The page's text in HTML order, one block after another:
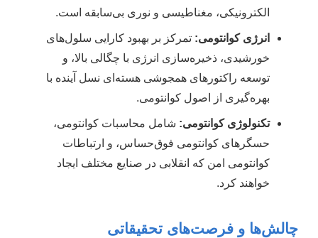
الکترونیکی، مغناطیسی و نوری بی‌سابقه است.
انرژی کوانتومی: تمرکز بر بهبود کارایی سلول‌های
خورشیدی، ذخیره‌سازی انرژی با چگالی بالا، و
توسعه راکتورهای همجوشی هسته‌ای نسل آینده با
بهره‌گیری از اصول کوانتومی.
تکنولوژی کوانتومی: شامل محاسبات کوانتومی،
حسگرهای کوانتومی فوق‌حساس، و ارتباطات
کوانتومی امن که انقلابی در صنایع مختلف ایجاد
خواهند کرد.
چالش‌ها و فرصت‌های تحقیقاتی